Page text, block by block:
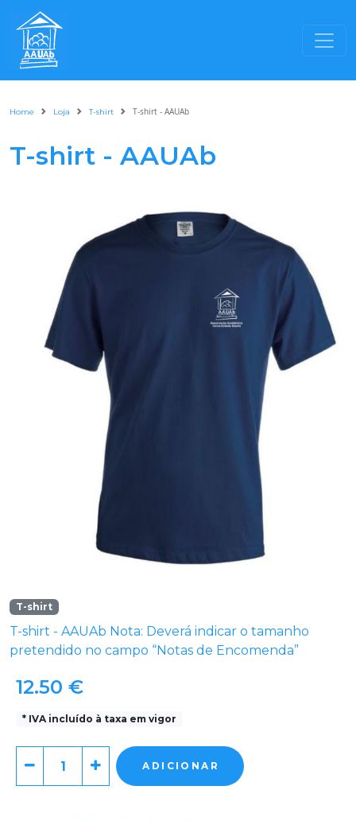
Home Loja T-shirt T-shirt - AAUAb
T-shirt - AAUAb
T-shirt
T-shirt - AAUAb Nota: Deverá indicar o tamanho
pretendido no campo “Notas de Encomenda”
12.50 €
* IVA incluído à taxa em vigor
ADICIONAR